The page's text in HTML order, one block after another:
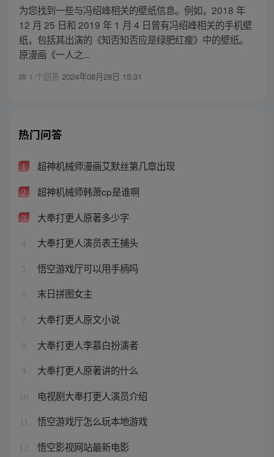
为您找到一些与冯绍峰相关的壁纸信息。例如，2018 年
12 月 25 日和 2019 年 1 月 4 日曾有冯绍峰相关的手机壁
纸，包括其出演的《知否知否应是绿肥红瘦》中的壁纸。
原漫画《一人之...
1 个回答 2024年08月28日 15:31
热门问答
1 超神机械师漫画艾默丝第几章出现
2 超神机械师韩萧cp是谁啊
3 大奉打更人原著多少字
4 大奉打更人演员表王捕头
5 悟空游戏厅可以用手柄吗
6 末日拼图女主
7 大奉打更人原文小说
8 大奉打更人李慕白扮演者
9 大奉打更人原著讲的什么
10 电视剧大奉打更人演员介绍
悟空游戏厅怎么玩本地游戏
12 悟空影视网站最新电影